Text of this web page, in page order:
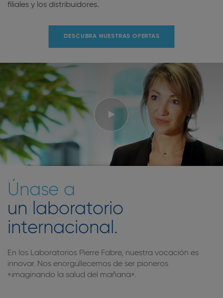
filiales y los distribuidores.
DESCUBRA NUESTRAS OFERTAS
Únase a
un laboratorio
internacional.
En los Laboratorios Pierre Fabre, nuestra vocación es
innovar. Nos enorgullecemos de ser pioneros
«imaginando la salud del mañana».